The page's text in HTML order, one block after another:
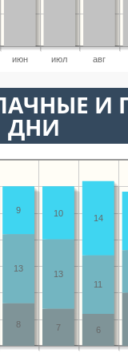
июн июл авг
И
ДНИ
6
7
8
11
13
13
14
10
9